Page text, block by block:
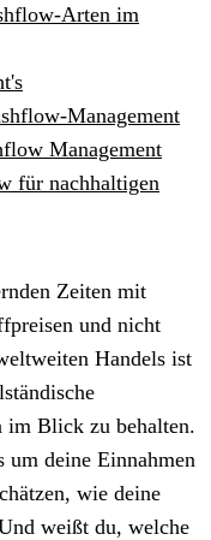
Arten im
Management
Management
für nachhaltigen
Zeiten mit
und nicht
Handels ist
im Blick zu behalten.
deine Einnahmen
wie deine
weißt du, welche